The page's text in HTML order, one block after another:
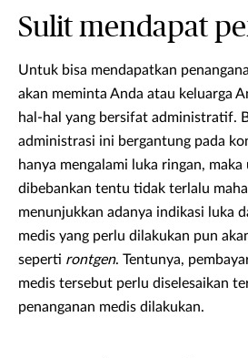
Sulit mendapat
Untuk bisa mendapatkan
akan meminta Anda atau keluarga
hal-hal yang bersifat administratif.
administrasi ini bergantung pada
hanya mengalami luka ringan,
dibebankan tentu tidak terlalu
menunjukkan adanya indikasi luka
medis yang perlu dilakukan pun
seperti rontgen. Tentunya,
medis tersebut perlu diselesaikan
penanganan medis dilakukan.